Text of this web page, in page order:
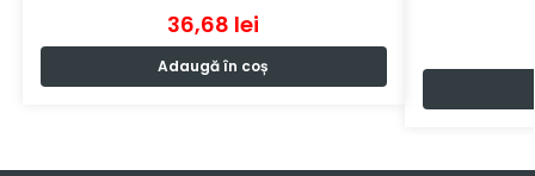
36,68 lei
Adaugă în coș